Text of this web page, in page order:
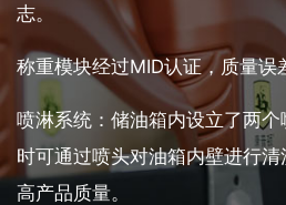
志。
称重模块经过MID认证，质量误
喷淋系统：储油箱内设立了两
时可通过喷头对油箱内壁进行
高产品质量。